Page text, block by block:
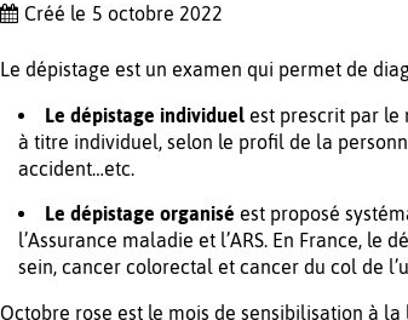
Créé le 5 octobre 2022
Le dépistage est un examen qui permet de
Le dépistage individuel est prescrit par le
à titre individuel, selon le profil de la
accident…etc.
Le dépistage organisé est proposé
l’Assurance maladie et l’ARS. En France, le
sein, cancer colorectal et cancer du col de
Octobre rose est le mois de sensibilisation à